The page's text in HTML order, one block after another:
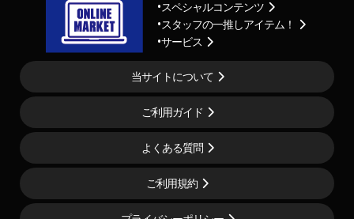
スペシャルコンテンツ
スタッフの一推しアイテム！
サービス
当サイトについて
ご利用ガイド
よくある質問
ご利用規約